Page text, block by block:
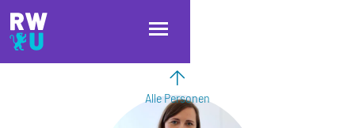
Direkt zum Inhalt
Direkt zur Hauptnavigation
Direkt zum Fußbereich
Alle Personen